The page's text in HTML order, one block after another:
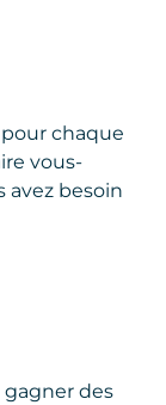
chaque
vous-
avez besoin
gagner des